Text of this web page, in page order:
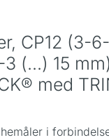
CP12 (3-
(...) 15 mm)
med
i